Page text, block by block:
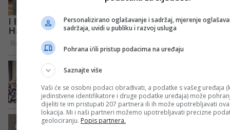
Personalizirano oglašavanje i sadržaj, mjerenje
sadržaja, uvidi u publiku i razvoj usluga
Pohrana i/ili pristup podacima na uređaju
Saznajte više
Vaši će se osobni podaci obrađivati, a podatke s vašeg uređaja
jedinstvene identifikatore i druge podatke uređaja) može
dijeliti te im pristupati 207 partnera ili ih može upotrebljavati
lokacija. Mi i naši partneri možemo upotrebljavati precizne
geolociranju. Popis partnera.